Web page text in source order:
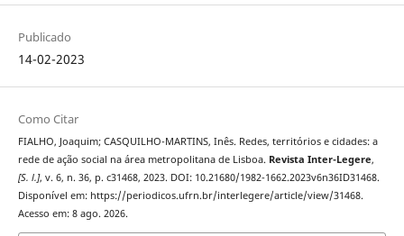
Publicado
14-02-2023
Como Citar
FIALHO, Joaquim; CASQUILHO-MARTINS, Inês. Redes, territórios e cidades: a
rede de ação social na área metropolitana de Lisboa. Revista Inter-Legere,
[S. l.], v. 6, n. 36, p. c31468, 2023. DOI: 10.21680/1982-1662.2023v6n36ID31468.
Disponível em: https://periodicos.ufrn.br/interlegere/article/view/31468.
Acesso em: 8 ago. 2026.